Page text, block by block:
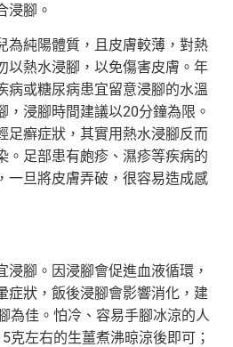
浸腳。
為純陽體質，且皮膚較薄，對熱
以熱水浸腳，以免傷害皮膚。年
病或糖尿病患宜留意浸腳的水溫
， 浸腳時間建議以20分鐘為限。
足癬症狀， 其實用熱水浸腳反而
。足部患有皰疹、濕疹等疾病的
一旦將皮膚弄破，很容易造成感
浸腳。因浸腳會促進血液循環，
症狀，飯後浸腳會影響消化，建
為佳。怕冷、容易手腳冰涼的人
克左右的生薑煮沸晾涼後即可；